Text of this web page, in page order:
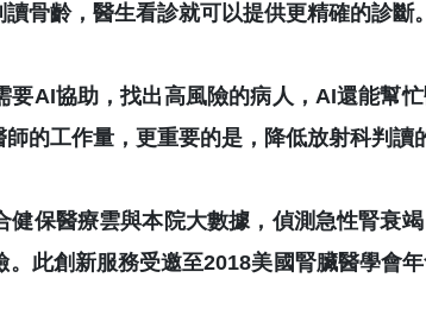
骨齡，醫生看診就可以提供更精確的診斷
AI協助，找出高風險的病人，AI還能幫
的工作量，更重要的是，降低放射科判讀
保醫療雲與本院大數據，偵測急性腎衰
此創新服務受邀至2018美國腎臟醫學會